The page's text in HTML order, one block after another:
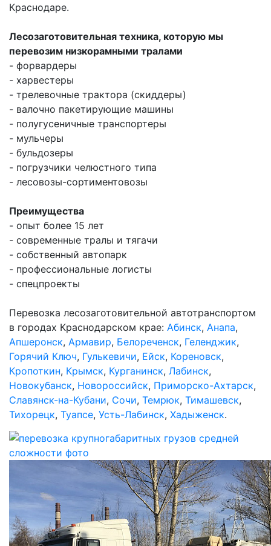
Краснодаре.
Лесозаготовительная техника, которую мы
перевозим низкорамными тралами
- форвардеры
- харвестеры
- трелевочные трактора (скиддеры)
- валочно пакетирующие машины
- полугусеничные транспортеры
- мульчеры
- бульдозеры
- погрузчики челюстного типа
- лесовозы-сортиментовозы
Преимущества
- опыт более 15 лет
- современные тралы и тягачи
- собственный автопарк
- профессиональные логисты
- спецпроекты
Перевозка лесозаготовительной автотранспортом
в городах Краснодарском крае: Абинск, Анапа,
Апшеронск, Армавир, Белореченск, Геленджик,
Горячий Ключ, Гулькевичи, Ейск, Кореновск,
Кропоткин, Крымск, Курганинск, Лабинск,
Новокубанск, Новороссийск, Приморско-Ахтарск,
Славянск-на-Кубани, Сочи, Темрюк, Тимашевск,
Тихорецк, Туапсе, Усть-Лабинск, Хадыженск.